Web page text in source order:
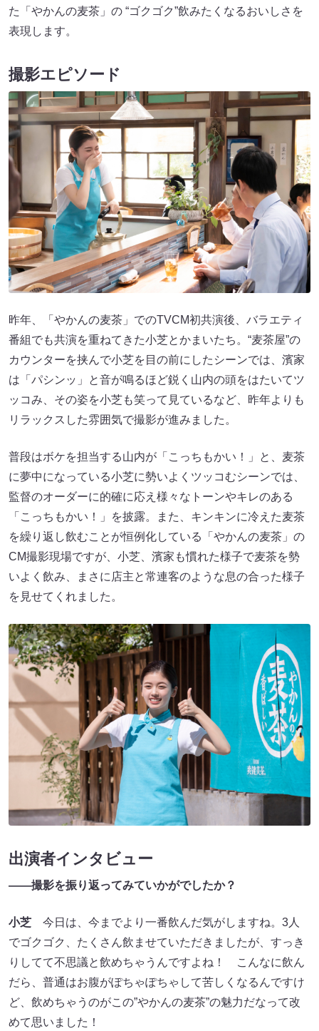
た「やかんの麦茶」の “ゴクゴク”飲みたくなるおいしさを
表現します。
撮影エピソード
昨年、「やかんの麦茶」でのTVCM初共演後、バラエティ
番組でも共演を重ねてきた小芝とかまいたち。“麦茶屋”の
カウンターを挟んで小芝を目の前にしたシーンでは、濱家
は「パシンッ」と音が鳴るほど鋭く山内の頭をはたいてツ
ッコみ、その姿を小芝も笑って見ているなど、昨年よりも
リラックスした雰囲気で撮影が進みました。
普段はボケを担当する山内が「こっちもかい！」と、麦茶
に夢中になっている小芝に勢いよくツッコむシーンでは、
監督のオーダーに的確に応え様々なトーンやキレのある
「こっちもかい！」を披露。また、キンキンに冷えた麦茶
を繰り返し飲むことが恒例化している「やかんの麦茶」の
CM撮影現場ですが、小芝、濱家も慣れた様子で麦茶を勢
いよく飲み、まさに店主と常連客のような息の合った様子
を見せてくれました。
出演者インタビュー
――撮影を振り返ってみていかがでしたか？
小芝 今日は、今までより一番飲んだ気がしますね。3人
でゴクゴク、たくさん飲ませていただきましたが、すっき
りしてて不思議と飲めちゃうんですよね！ こんなに飲ん
だら、普通はお腹がぽちゃぽちゃして苦しくなるんですけ
ど、飲めちゃうのがこの”やかんの麦茶”の魅力だなって改
めて思いました！